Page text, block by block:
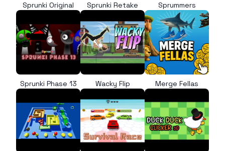
Sprunki Original Sprunki Retake Sprummers
Sprunki Phase 13 Wacky Flip Merge Fellas